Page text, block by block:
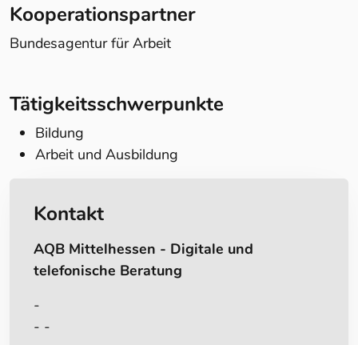
Kooperationspartner
Bundesagentur für Arbeit
Tätigkeitsschwerpunkte
Bildung
Arbeit und Ausbildung
Kontakt
AQB Mittelhessen - Digitale und
telefonische Beratung
-
- -